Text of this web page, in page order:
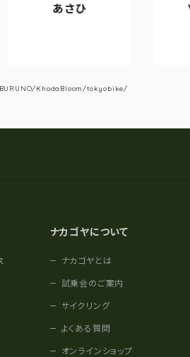
BURUNO/KhodaBloom/tokyobike/
ナカゴヤについて
ナカゴヤとは
試乗会のご案内
サイクリング
よくある質問
オンラインショップ